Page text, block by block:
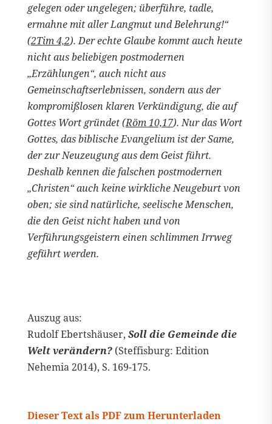
gelegen oder ungelegen; überführe, tadle,
ermahne mit aller Langmut und Belehrung!“
(2Tim 4,2). Der echte Glaube kommt auch heute
nicht aus beliebigen postmodernen
„Erzählungen“, auch nicht aus
Gemeinschaftserlebnissen, sondern aus der
kompromißlosen klaren Verkündigung, die auf
Gottes Wort gründet (Röm 10,17). Nur das Wort
Gottes, das biblische Evangelium ist der Same,
der zur Neuzeugung aus dem Geist führt.
Deshalb kennen die falschen postmodernen
„Christen“ auch keine wirkliche Neugeburt von
oben; sie sind natürliche, seelische Menschen,
die den Geist nicht haben und von
Verführungsgeistern einen schlimmen Irrweg
geführt werden.
Auszug aus:
Rudolf Ebertshäuser, Soll die Gemeinde die
Welt verändern?(Steffisburg: Edition
Nehemia 2014), S. 169-175.
Dieser Text als PDF zum Herunterladen